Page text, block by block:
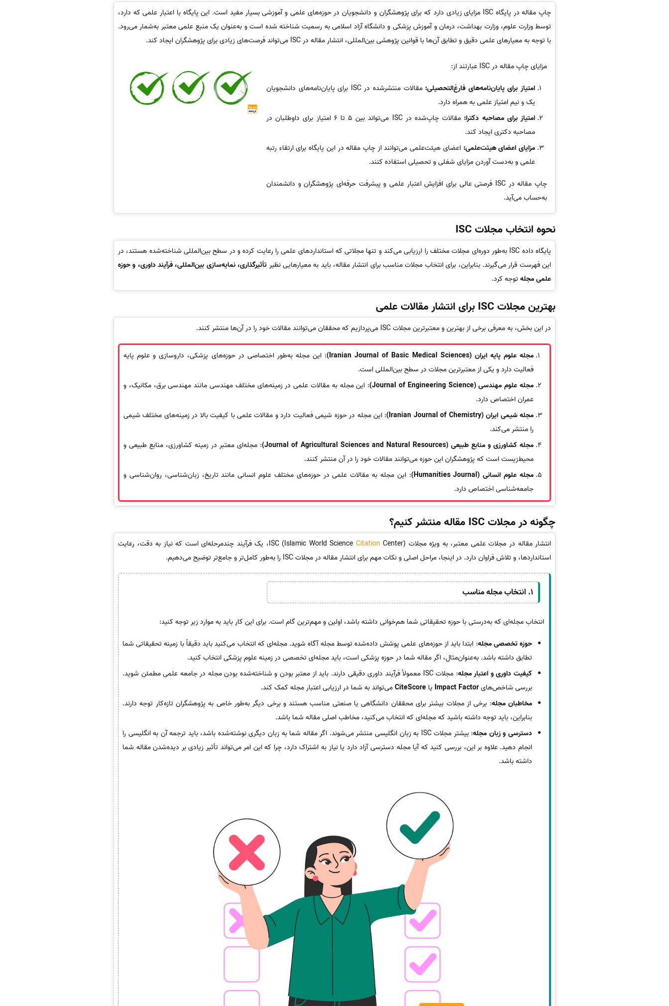
چاپ مقاله در پایگاه ISC مزایای زیادی دارد که برای پژوهشگران و دانشجویان در حوزه‌های علمی و آموزشی بسیار مفید است. این پایگاه با اعتبار علمی که دارد،
توسط وزارت علوم، وزارت بهداشت، درمان و آموزش پزشکی و دانشگاه آزاد اسلامی به رسمیت شناخته شده است و به‌عنوان یک منبع علمی معتبر به‌شمار می‌رود.
با توجه به معیارهای علمی دقیق و تطابق آن‌ها با قوانین پژوهشی بین‌المللی، انتشار مقاله در ISC می‌تواند فرصت‌های زیادی برای پژوهشگران ایجاد کند.
مزایای چاپ مقاله در ISC عبارتند از:
امتیاز برای پایان‌نامه‌های فارغ‌التحصیلی:
مقالات منتشرشده در ISC برای پایان‌نامه‌های دانشجویان
یک و نیم امتیاز علمی به همراه دارد.
امتیاز برای مصاحبه دکترا:
مقالات چاپ‌شده در ISC می‌تواند بین 5 تا 6 امتیاز برای داوطلبان در
مصاحبه دکتری ایجاد کند.
مزایای اعضای هیئت‌علمی: اعضای هیئت‌علمی می‌توانند از چاپ مقاله در این پایگاه برای ارتقاء رتبه
علمی و به‌دست آوردن مزایای شغلی و تحصیلی استفاده کنند.
چاپ مقاله در ISC فرصتی عالی برای افزایش اعتبار علمی و پیشرفت حرفه‌ای پژوهشگران و دانشمندان
به‌حساب می‌آید.
نحوه انتخاب مجلات ISC
پایگاه داده ISC به‌طور دوره‌ای مجلات مختلف را ارزیابی می‌کند و تنها مجلاتی که استانداردهای علمی را رعایت کرده و در سطح بین‌المللی شناخته‌شده هستند، در
این فهرست قرار می‌گیرند. بنابراین، برای انتخاب مجلات مناسب برای انتشار مقاله، باید به معیارهایی نظیر تأثیرگذاری، نمایه‌سازی بین‌المللی، فرآیند داوری، و حوزه
علمی مجله توجه کرد.
بهترین مجلات ISC برای انتشار مقالات علمی
در این بخش، به معرفی برخی از بهترین و معتبرترین مجلات ISC می‌پردازیم که محققان می‌توانند مقالات خود را در آن‌ها منتشر کنند.
مجله علوم پایه ایران (Iranian Journal of Basic Medical Sciences)
: این مجله به‌طور اختصاصی در حوزه‌های پزشکی، داروسازی و علوم پایه
فعالیت دارد و یکی از معتبرترین مجلات در سطح بین‌المللی است.
مجله علوم مهندسی (Journal of Engineering Science)
: این مجله به مقالات علمی در زمینه‌های مختلف مهندسی مانند مهندسی برق، مکانیک، و
عمران اختصاص دارد.
مجله شیمی ایران (Iranian Journal of Chemistry)
: این مجله در حوزه شیمی فعالیت دارد و مقالات علمی با کیفیت بالا در زمینه‌های مختلف شیمی
را منتشر می‌کند.
مجله کشاورزی و منابع طبیعی (Journal of Agricultural Sciences and Natural Resources)
: مجله‌ای معتبر در زمینه کشاورزی، منابع طبیعی و
محیط‌زیست است که پژوهشگران این حوزه می‌توانند مقالات خود را در آن منتشر کنند.
مجله علوم انسانی (Humanities Journal)
: این مجله به مقالات علمی در حوزه‌های مختلف علوم انسانی مانند تاریخ، زبان‌شناسی، روان‌شناسی و
جامعه‌شناسی اختصاص دارد.
چگونه در مجلات ISC مقاله منتشر کنیم؟
انتشار مقاله در مجلات علمی معتبر، به ویژه مجلات ISC (Islamic World Science Citation
Center)، یک فرآیند چندمرحله‌ای است که نیاز به دقت، رعایت
استانداردها، و تلاش فراوان دارد. در اینجا، مراحل اصلی و نکات مهم برای انتشار مقاله در مجلات ISC را به‌طور کامل‌تر و جامع‌تر توضیح می‌دهیم.
1. انتخاب مجله مناسب
انتخاب مجله‌ای که به‌درستی با حوزه تحقیقاتی شما هم‌خوانی داشته باشد، اولین و مهم‌ترین گام است. برای این کار باید به موارد زیر توجه کنید:
حوزه تخصصی مجله: ابتدا باید از حوزه‌های علمی پوشش داده‌شده توسط مجله آگاه شوید. مجله‌ای که انتخاب می‌کنید باید دقیقاً با زمینه تحقیقاتی شما
تطابق داشته باشد. به‌عنوان‌مثال، اگر مقاله شما در حوزه پزشکی است، باید مجله‌ای تخصصی در زمینه علوم پزشکی انتخاب کنید.
کیفیت داوری و اعتبار مجله
: مجلات ISC معمولاً فرآیند داوری دقیقی دارند. باید از معتبر بودن و شناخته‌شده بودن مجله در جامعه علمی مطمئن شوید.
بررسی شاخص‌هایImpact Factor یا CiteScoreمی‌تواند به شما در ارزیابی اعتبار مجله کمک کند.
مخاطبان مجله: برخی از مجلات بیشتر برای محققان دانشگاهی یا صنعتی مناسب هستند و برخی دیگر به‌طور خاص به پژوهشگران تازه‌کار توجه دارند.
بنابراین، باید توجه داشته باشید که مجله‌ای که انتخاب می‌کنید، مخاطب اصلی مقاله شما باشد.
دسترسی و زبان مجله
: بیشتر مجلات ISC به زبان انگلیسی منتشر می‌شوند. اگر مقاله شما به زبان دیگری نوشته‌شده باشد، باید ترجمه آن به انگلیسی را
انجام دهید. علاوه بر این، بررسی کنید که آیا مجله دسترسی آزاد دارد یا نیاز به اشتراک دارد، چرا که این امر می‌تواند تأثیر زیادی بر دیده‌شدن مقاله شما
داشته باشد.